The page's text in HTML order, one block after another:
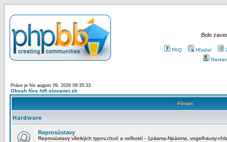
Bolo
FAQ Hľadať
Práve je Ne august 09, 2026 09:35:33
Obsah fóra hifi.slovanet.sk
Fórum
Hardware
Reprosústavy
Reprosústavy všetkých typov,chutí a veľkostí - 1pásma-Npásma, vogelhausy-